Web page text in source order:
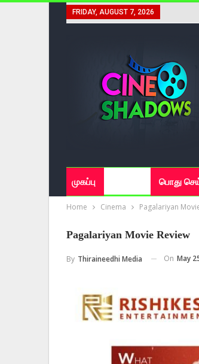
FRIDAY, AUGUST 7, 2026
முகப்பு பொது
Home Cinema Pagalariyan
Pagalariyan Movie Review
By Thiraineedhi Media On May